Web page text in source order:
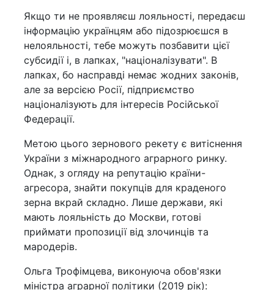
Якщо ти не проявляєш лояльності, передаєш
інформацію українцям або підозрюєшся в
нелояльності, тебе можуть позбавити цієї
субсидії і, в лапках, "націоналізувати". В
лапках, бо насправді немає жодних законів,
але за версією Росії, підприємство
націоналізують для інтересів Російської
Федерації.
Метою цього зернового рекету є витіснення
України з міжнародного аграрного ринку.
Однак, з огляду на репутацію країни-
агресора, знайти покупців для краденого
зерна вкрай складно. Лише держави, які
мають лояльність до Москви, готові
приймати пропозиції від злочинців та
мародерів.
Ольга Трофімцева, виконуюча обов'язки
міністра аграрної політики (2019 рік):